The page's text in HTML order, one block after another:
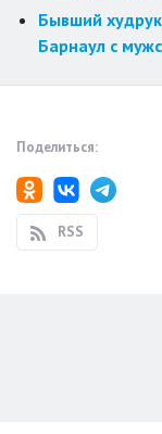
Бывший
Барнаул с
Поделиться:
RSS